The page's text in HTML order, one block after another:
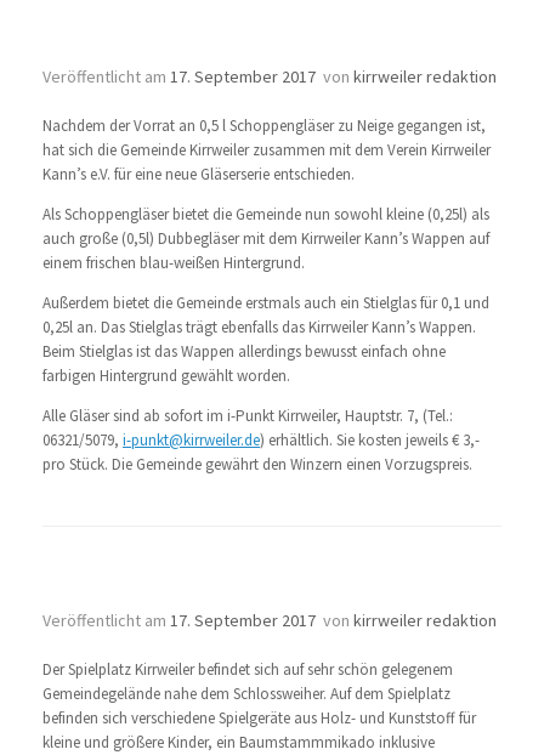
Veröffentlicht am 17. September 2017 von kirrweiler redaktion
Nachdem der Vorrat an 0,5 l Schoppengläser zu Neige gegangen ist,
hat sich die Gemeinde Kirrweiler zusammen mit dem Verein Kirrweiler
Kann’s e.V. für eine neue Gläserserie entschieden.
Als Schoppengläser bietet die Gemeinde nun sowohl kleine (0,25l) als
auch große (0,5l) Dubbegläser mit dem Kirrweiler Kann’s Wappen auf
einem frischen blau-weißen Hintergrund.
Außerdem bietet die Gemeinde erstmals auch ein Stielglas für 0,1 und
0,25l an. Das Stielglas trägt ebenfalls das Kirrweiler Kann’s Wappen.
Beim Stielglas ist das Wappen allerdings bewusst einfach ohne
farbigen Hintergrund gewählt worden.
Alle Gläser sind ab sofort im i-Punkt Kirrweiler, Hauptstr. 7, (Tel.:
06321/5079, i-punkt@kirrweiler.de) erhältlich. Sie kosten jeweils € 3,-
pro Stück. Die Gemeinde gewährt den Winzern einen Vorzugspreis.
Veröffentlicht am 17. September 2017 von kirrweiler redaktion
Der Spielplatz Kirrweiler befindet sich auf sehr schön gelegenem
Gemeindegelände nahe dem Schlossweiher. Auf dem Spielplatz
befinden sich verschiedene Spielgeräte aus Holz- und Kunststoff für
kleine und größere Kinder, ein Baumstammmikado inklusive